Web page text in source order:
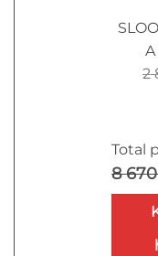
2
Total
8